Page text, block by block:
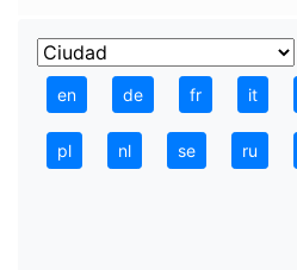
en de fr it
pl nl se ru